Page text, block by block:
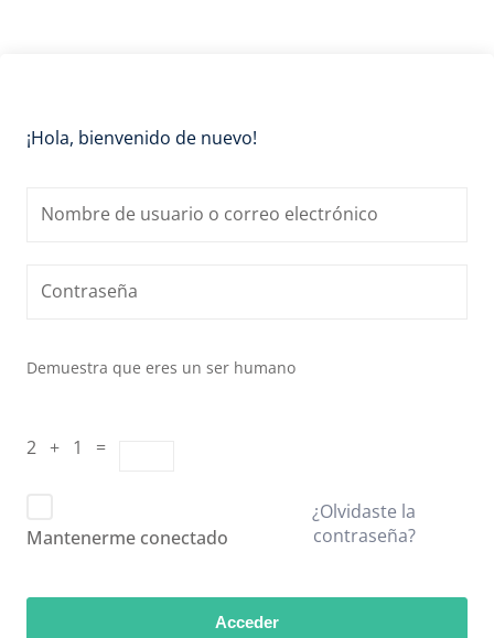
¡Hola, bienvenido de nuevo!
Demuestra que eres un ser humano
2 + 1 =
Mantenerme conectado
¿Olvidaste la
contraseña?
Acceder